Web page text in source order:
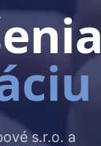
s.r.o. a